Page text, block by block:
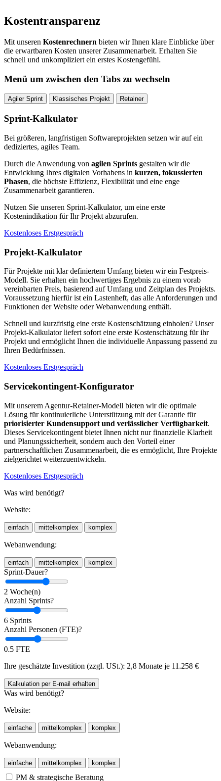
Kostentransparenz
Mit unseren Kostenrechnern bieten wir Ihnen klare Einblicke über
die erwartbaren Kosten unserer Zusammenarbeit. Erhalten Sie
schnell und unkompliziert ein erstes Kostengefühl.
Menü um zwischen den Tabs zu wechseln
Agiler Sprint Klassisches Projekt Retainer
Sprint-Kalkulator
Bei größeren, langfristigen Softwareprojekten setzen wir auf ein
dediziertes, agiles Team.
Durch die Anwendung von agilen Sprints gestalten wir die
Entwicklung Ihres digitalen Vorhabens in kurzen, fokussierten
Phasen, die höchste Effizienz, Flexibilität und eine enge
Zusammenarbeit garantieren.
Nutzen Sie unseren Sprint-Kalkulator, um eine erste
Kostenindikation für Ihr Projekt abzurufen.
Kostenloses Erstgespräch
Projekt-Kalkulator
Für Projekte mit klar definiertem Umfang bieten wir ein Festpreis-
Modell. Sie erhalten ein hochwertiges Ergebnis zu einem vorab
vereinbarten Preis, basierend auf Umfang und Zeitplan des Projekts.
Voraussetzung hierfür ist ein Lastenheft, das alle Anforderungen und
Funktionen der Website oder Webanwendung enthält.
Schnell und kurzfristig eine erste Kostenschätzung einholen? Unser
Projekt-Kalkulator liefert sofort eine erste Kostenschätzung für ihr
Projekt und ermöglicht Ihnen die individuelle Anpassung passend zu
Ihren Bedürfnissen.
Kostenloses Erstgespräch
Servicekontingent-Konfigurator
Mit unserem Agentur-Retainer-Modell bieten wir die optimale
Lösung für kontinuierliche Unterstützung mit der Garantie für
priorisierter Kundensupport und verlässlicher Verfügbarkeit.
Dieses Servicekontingent bietet Ihnen nicht nur finanzielle Klarheit
und Planungssicherheit, sondern auch den Vorteil einer
partnerschaftlichen Zusammenarbeit, die es ermöglicht, Ihre Projekte
zielgerichtet weiterzuentwickeln.
Kostenloses Erstgespräch
Was wird benötigt?
Website:
einfach mittelkomplex komplex
Webanwendung:
einfach mittelkomplex komplex
Sprint-Dauer?
2 Woche(n)
Anzahl Sprints?
6 Sprints
Anzahl Personen (FTE)?
0.5 FTE
Ihre geschätzte Investition (zzgl. USt.): 2,8 Monate je 11.258 €
Kalkulation per E-mail erhalten
Was wird benötigt?
Website:
einfache mittelkomplex komplex
Webanwendung:
einfache mittelkomplex komplex
PM & strategische Beratung